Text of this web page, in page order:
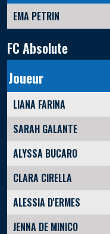
EMA PETRIN
FC Absolute
Joueur
LIANA FARINA
SARAH GALANTE
ALYSSA BUCARO
CLARA CIRELLA
ALESSIA D'ERMES
JENNA DE MINICO